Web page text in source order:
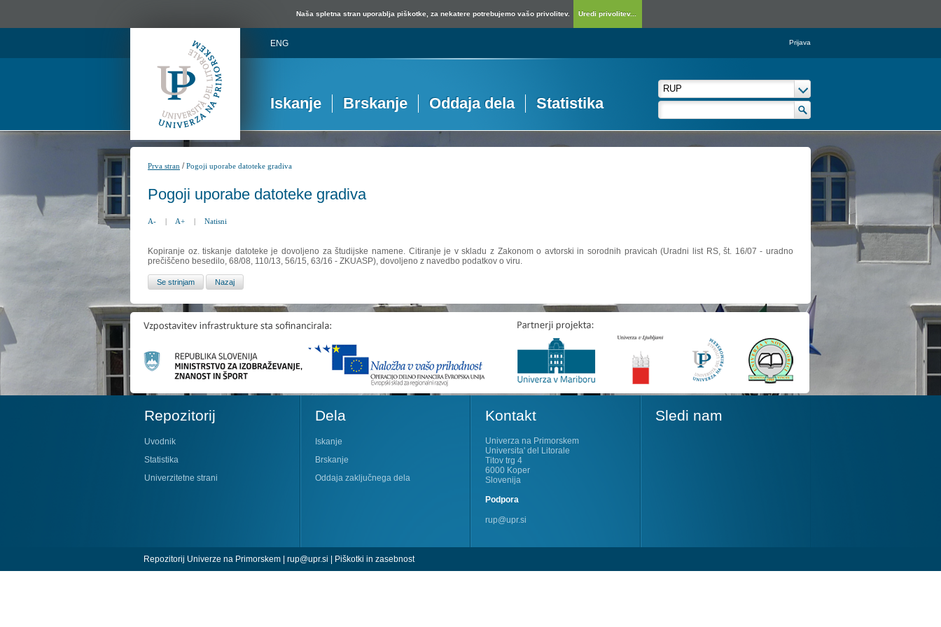
Naša spletna stran uporablja piškotke, za nekatere potrebujemo vašo privolitev. Uredi privolitev...
ENG Prijava
Iskanje Brskanje Oddaja dela Statistika
Prva stran /Pogoji uporabe datoteke gradiva
Pogoji uporabe datoteke gradiva
A- | A+ | Natisni
Kopiranje oz. tiskanje datoteke je dovoljeno za študijske namene. Citiranje je v skladu z Zakonom o avtorski in sorodnih pravicah (Uradni list RS, št. 16/07 - uradno
prečiščeno besedilo, 68/08, 110/13, 56/15, 63/16 - ZKUASP), dovoljeno z navedbo podatkov o viru.
Repozitorij
Uvodnik
Statistika
Univerzitetne strani
Dela
Iskanje
Brskanje
Oddaja zaključnega dela
Kontakt
Univerza na Primorskem
Universita' del Litorale
Titov trg 4
6000 Koper
Slovenija
Podpora
rup@upr.si
Sledi nam
Repozitorij Univerze na Primorskem | rup@upr.si | Piškotki in zasebnost